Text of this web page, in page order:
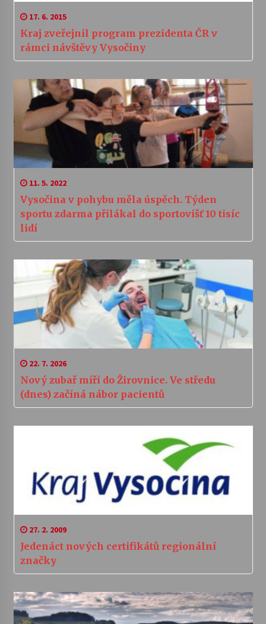
17. 6. 2015
Kraj zveřejnil program prezidenta ČR v
rámci návštěvy Vysočiny
11. 5. 2022
Vysočina v pohybu měla úspěch. Týden
sportu zdarma přilákal do sportovišť 10 tisíc
lidí
22. 7. 2026
Nový zubař míří do Žirovnice. Ve středu
(dnes) začíná nábor pacientů
27. 2. 2009
Jedenáct nových certifikátů regionální
značky